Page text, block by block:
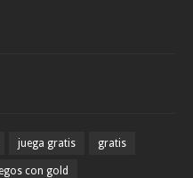
juega gratis gratis
con gold